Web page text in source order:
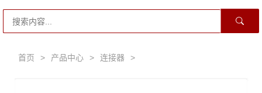
首页 > 产品中心 > 连接器 >